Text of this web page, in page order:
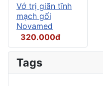
Vớ trị giãn tĩnh
mạch gối
Novamed
320.000đ
Tags